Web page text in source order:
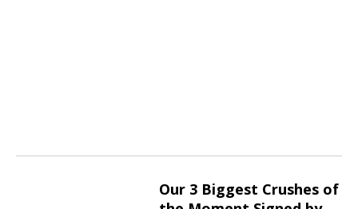
Our 3 Biggest Crushes of